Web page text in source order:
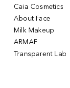
Caia Cosmetics
About Face
Milk Makeup
ARMAF
Transparent Lab